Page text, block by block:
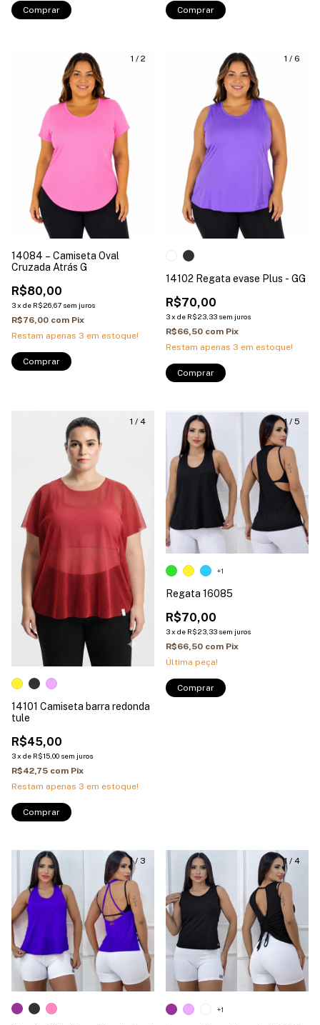
Comprar Comprar
1 / 2
14084 – Camiseta Oval
Cruzada Atrás G
R$80,00
3x de R$26,67 sem juros
R$76,00 com Pix
Restam apenas 3 em estoque!
1 / 6
14102 Regata evase Plus - GG
R$70,00
3x de R$23,33 sem juros
R$66,50 com Pix
Restam apenas 3 em estoque!
Comprar
1 / 4
14101 Camiseta barra redonda
tule
R$45,00
3x de R$15,00 sem juros
R$42,75 com Pix
Restam apenas 3 em estoque!
Comprar
1/ 5
Regata 16085
R$70,00
3x de R$23,33 sem juros
R$66,50 com Pix
Última peça!
+1
Comprar
1/ 3 1 / 4
+1